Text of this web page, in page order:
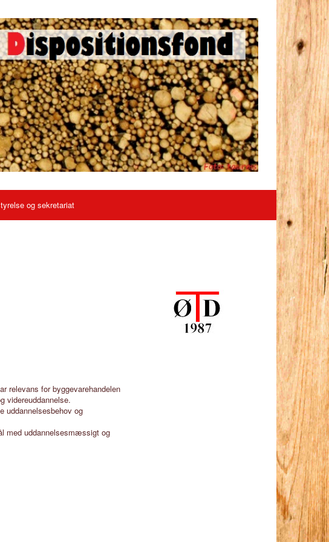
og sekretariat
relevans for byggevarehandelen
videreuddannelse.
uddannelsesbehov og
med uddannelsesmæssigt og